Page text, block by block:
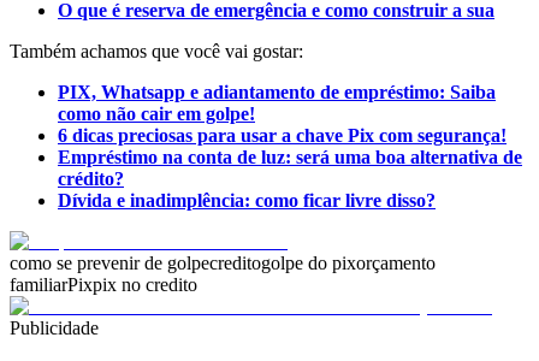
O que é reserva de emergência e como construir a sua
Também achamos que você vai gostar:
PIX, Whatsapp e adiantamento de empréstimo: Saiba
como não cair em golpe!
6 dicas preciosas para usar a chave Pix com segurança!
Empréstimo na conta de luz: será uma boa alternativa de
crédito?
Dívida e inadimplência: como ficar livre disso?
como se prevenir de golpecreditogolpe do pixorçamento
familiarPixpix no credito
Publicidade